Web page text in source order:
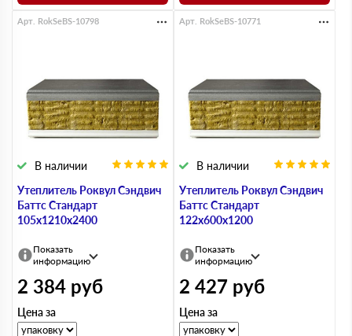
Утеплитель Роквул Сэндвич
Баттс Стандарт
105х1210х2400
В наличии
Арт. RokSeBS-10798
Показать
информацию
2 384 руб
Цена за
Утеплитель Роквул Сэндвич
Баттс Стандарт
122х600х1200
В наличии
Арт. RokSeBS-10771
Показать
информацию
2 427 руб
Цена за